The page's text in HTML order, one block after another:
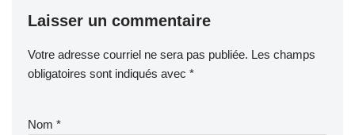
Laisser un commentaire
Votre adresse courriel ne sera pas publiée. Les champs
obligatoires sont indiqués avec *
Nom *